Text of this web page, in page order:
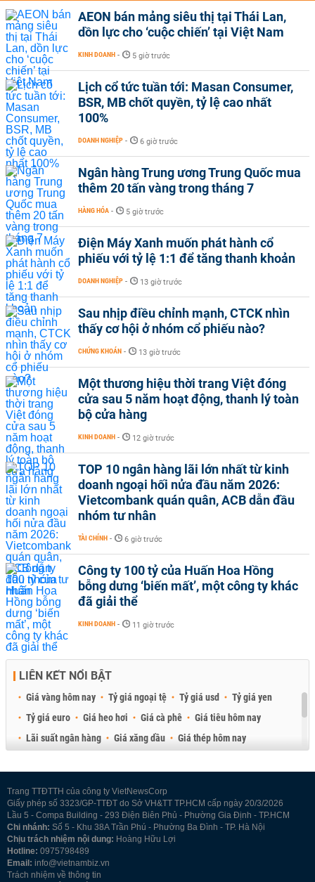
AEON bán mảng siêu thị tại Thái Lan,
dồn lực cho ‘cuộc chiến’ tại Việt Nam
KINH DOANH - 5 giờ trước
Lịch cổ tức tuần tới: Masan Consumer,
BSR, MB chốt quyền, tỷ lệ cao nhất
100%
DOANH NGHIỆP - 6 giờ trước
Ngân hàng Trung ương Trung Quốc mua
thêm 20 tấn vàng trong tháng 7
HÀNG HÓA - 5 giờ trước
Điện Máy Xanh muốn phát hành cổ
phiếu với tỷ lệ 1:1 để tăng thanh khoản
DOANH NGHIỆP - 13 giờ trước
Sau nhịp điều chỉnh mạnh, CTCK nhìn
thấy cơ hội ở nhóm cổ phiếu nào?
CHỨNG KHOÁN - 13 giờ trước
Một thương hiệu thời trang Việt đóng
cửa sau 5 năm hoạt động, thanh lý toàn
bộ cửa hàng
KINH DOANH - 12 giờ trước
TOP 10 ngân hàng lãi lớn nhất từ kinh
doanh ngoại hối nửa đầu năm 2026:
Vietcombank quán quân, ACB dẫn đầu
nhóm tư nhân
TÀI CHÍNH - 6 giờ trước
Công ty 100 tỷ của Huấn Hoa Hồng
bỗng dưng ‘biến mất’, một công ty khác
đã giải thể
KINH DOANH - 11 giờ trước
LIÊN KẾT NỔI BẬT
Giá vàng hôm nay Tỷ giá ngoại tệ Tỷ giá usd
Tỷ giá yen
Tỷ giá euro
Giá heo hơi Giá cà phê
Giá tiêu hôm nay
Lãi suất ngân hàng
Giá xăng dầu
Giá thép hôm nay
Trang TTĐTTH của công ty VietNewsCorp
Giấy phép số 3323/GP-TTĐT do Sở VH&TT TP.HCM cấp ngày 20/3/2026
Lầu 5 - Compa Building - 293 Điện Biên Phủ - Phường Gia Định - TP.HCM
Chi nhánh: Số 5 - Khu 38A Trần Phú - Phường Ba Đình - TP. Hà Nội
Chịu trách nhiệm nội dung: Hoàng Hữu Lợi
Hotline: 0975798489
Email: info@vietnambiz.vn
Trách nhiệm về thông tin